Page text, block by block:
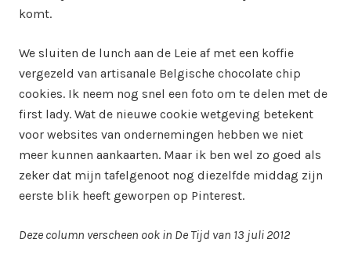
komt.
We sluiten de lunch aan de Leie af met een koffie
vergezeld van artisanale Belgische chocolate chip
cookies. Ik neem nog snel een foto om te delen met de
first lady. Wat de nieuwe cookie wetgeving betekent
voor websites van ondernemingen hebben we niet
meer kunnen aankaarten. Maar ik ben wel zo goed als
zeker dat mijn tafelgenoot nog diezelfde middag zijn
eerste blik heeft geworpen op Pinterest.
Deze column verscheen ook in De Tijd van 13 juli 2012